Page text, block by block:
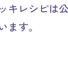
キレシピは
す。